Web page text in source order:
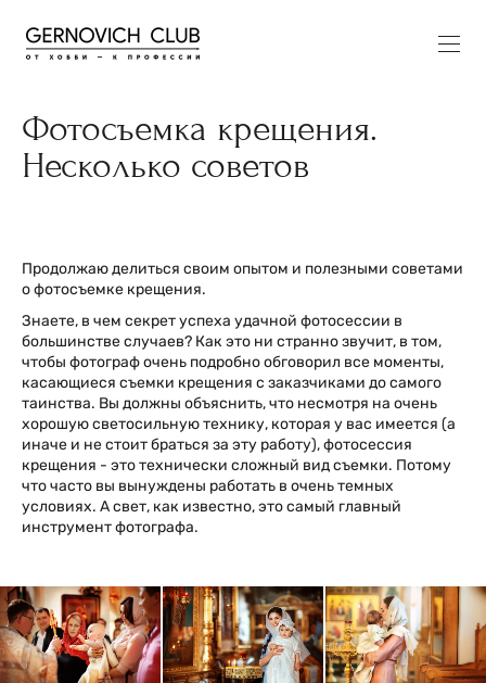
Фотосъемка крещения.
Несколько советов
Продолжаю делиться своим опытом и полезными советами
о фотосъемке крещения.
Знаете, в чем секрет успеха удачной фотосессии в
большинстве случаев? Как это ни странно звучит, в том,
чтобы фотограф очень подробно обговорил все моменты,
касающиеся съемки крещения с заказчиками до самого
таинства. Вы должны объяснить, что несмотря на очень
хорошую светосильную технику, которая у вас имеется (а
иначе и не стоит браться за эту работу), фотосессия
крещения - это технически сложный вид съемки. Потому
что часто вы вынуждены работать в очень темных
условиях. А свет, как известно, это самый главный
инструмент фотографа.